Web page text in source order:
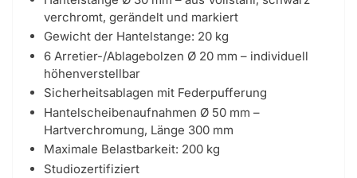
verchromt, gerändelt und markiert
Gewicht der Hantelstange: 20 kg
6 Arretier-/Ablagebolzen Ø 20 mm – individuell
höhenverstellbar
Sicherheitsablagen mit Federpufferung
Hantelscheibenaufnahmen Ø 50 mm –
Hartverchromung, Länge 300 mm
Maximale Belastbarkeit: 200 kg
Studiozertifiziert